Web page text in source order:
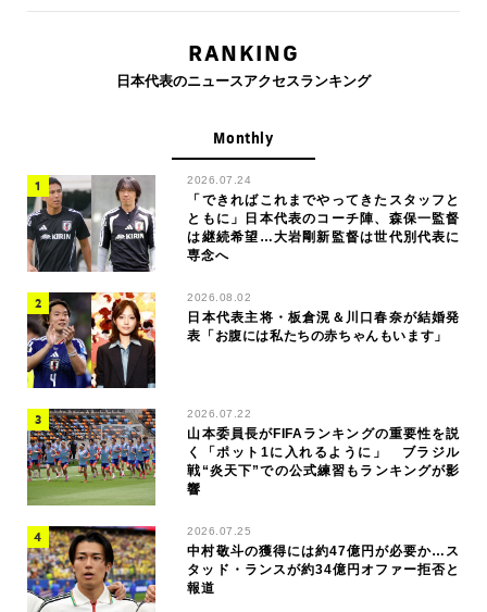
RANKING
日本代表のニュースアクセスランキング
Monthly
2026.07.24
「できればこれまでやってきたスタッフと
ともに」日本代表のコーチ陣、森保一監督
は継続希望…大岩剛新監督は世代別代表に
専念へ
2026.08.02
日本代表主将・板倉滉＆川口春奈が結婚発
表「お腹には私たちの赤ちゃんもいます」
2026.07.22
山本委員長がFIFAランキングの重要性を説
く「ポット1に入れるように」 ブラジル
戦“炎天下”での公式練習もランキングが影
響
2026.07.25
中村敬斗の獲得には約47億円が必要か…ス
タッド・ランスが約34億円オファー拒否と
報道